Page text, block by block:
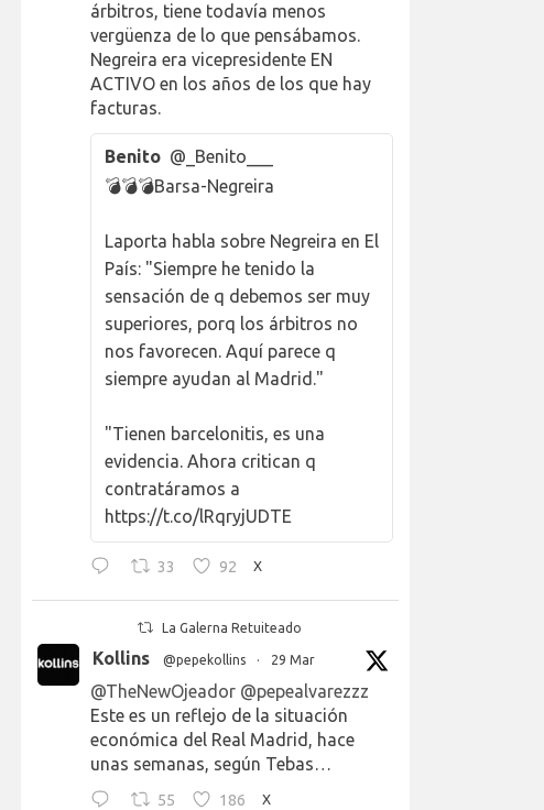
árbitros, tiene todavía menos
vergüenza de lo que pensábamos.
Negreira era vicepresidente EN
ACTIVO en los años de los que hay
facturas.
Benito @_Benito___
💣💣💣Barsa-Negreira
Laporta habla sobre Negreira en El
País: "Siempre he tenido la
sensación de q debemos ser muy
superiores, porq los árbitros no
nos favorecen. Aquí parece q
siempre ayudan al Madrid."
"Tienen barcelonitis, es una
evidencia. Ahora critican q
contratáramos a
https://t.co/lRqryjUDTE
33 92 X
La Galerna Retuiteado
Kollins @pepekollins · 29 Mar
@TheNewOjeador @pepealvarezzz
Este es un reflejo de la situación
económica del Real Madrid, hace
unas semanas, según Tebas…
55 186 X